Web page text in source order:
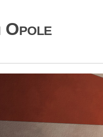
Opole